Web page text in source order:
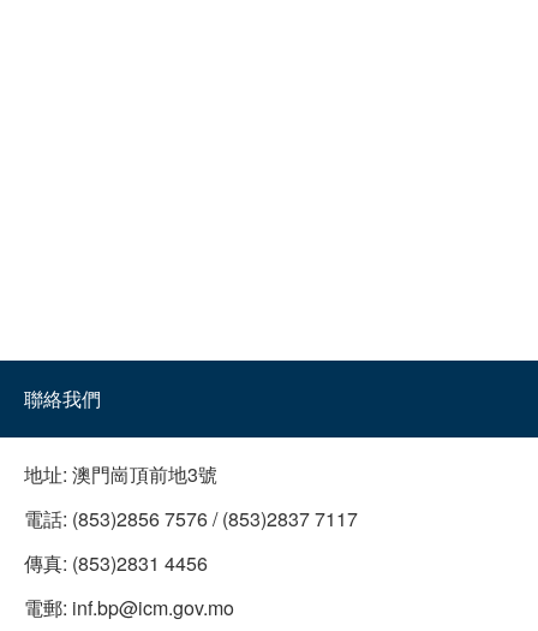
聯絡我們
地址: 澳門崗頂前地3號
電話: (853)2856 7576 / (853)2837 7117
傳真: (853)2831 4456
電郵: inf.bp@icm.gov.mo